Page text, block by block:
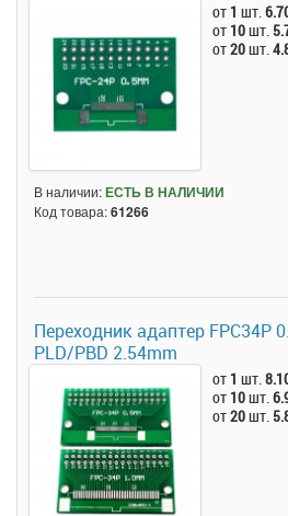
от 1 шт.
от 10шт.
от20шт.
В наличии:ЕСТЬ В НАЛИЧИИ
Код товара:61266
Переходник адаптер FPC34P
PLD/PBD 2.54mm
от 1 шт.
от 10шт.
от20шт.